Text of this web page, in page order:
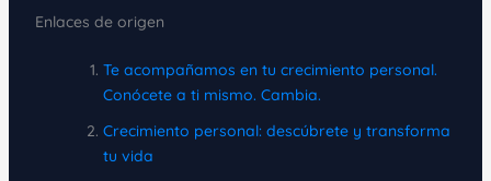
Enlaces de origen
Te acompañamos en tu crecimiento personal.
Conócete a ti mismo. Cambia.
Crecimiento personal: descúbrete y transforma
tu vida